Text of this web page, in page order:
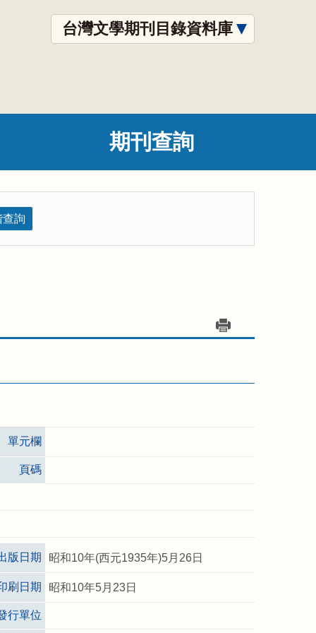
台灣文學期刊目錄資料庫
期刊查詢
查詢
單元欄
頁碼
版日期 昭和10年(西元1935年)5月26日
刷日期 昭和10年5月23日
行單位